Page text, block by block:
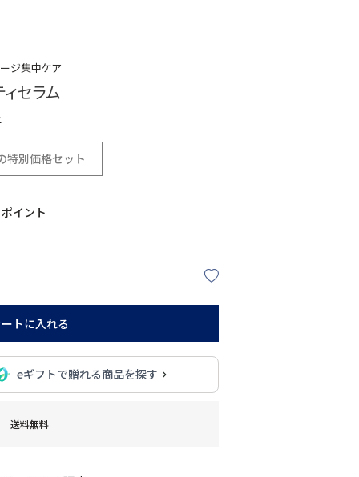
ージ集中ケア
セラム
特別価格セット
ポイント
トに入れる
eギフトで贈れる商品を探す
送料無料